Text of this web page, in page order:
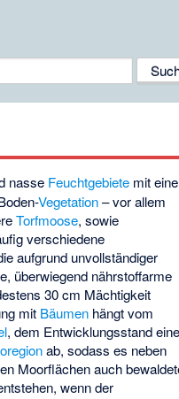
nasse Feuchtgebiete mit
Vegetation– vor allem
Torfmoose, sowie
verschiedene
aufgrund unvollständiger
überwiegend nährstoffarme
30 cm Mächtigkeit
mit Bäumen hängt vom
, dem Entwicklungsstand
ab, sodass es neben
Moorflächen auch
wenn der